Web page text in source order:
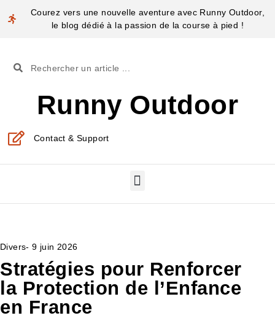
Courez vers une nouvelle aventure avec Runny Outdoor,
le blog dédié à la passion de la course à pied !
Runny Outdoor
Contact & Support
Divers- 9 juin 2026
Stratégies pour Renforcer
la Protection de l’Enfance
en France